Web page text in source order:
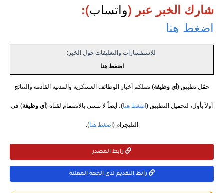
شارك الخبر عبر (واتساب):
اضغط هنا
للاستفسارات والتعليقات حول الخبر:
اضغط هنا
حمّل تطبيق ( أي وظيفة) تصلكم أخبار الوظائف العسكرية والمدنية القادمة والنتائج
أولاً بأول، لتحميل التطبيق ( اضغط هنا)، أيضاً لا تنسى بالانضمام لقناة ( أي وظيفة) في
التليجرام (اضغط هنا).
رابط المصدر
رابط التقديم لدى الجهة المعلنة